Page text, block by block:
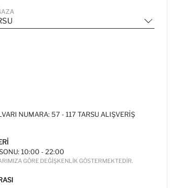
NUMARA: 57 - 117 TARSU ALIŞVERIŞ
10:00 - 22:00
GÖRE DEĞIŞKENLIK GÖSTERMEKTEDIR.